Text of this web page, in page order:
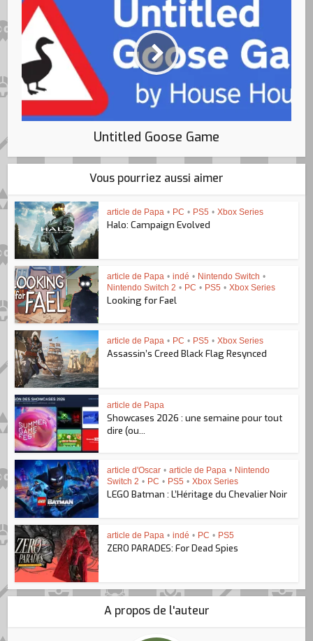
Untitled Goose Game
Vous pourriez aussi aimer
article de Papa • PC • PS5 • Xbox Series
Halo: Campaign Evolved
article de Papa • indé • Nintendo Switch •
Nintendo Switch 2 • PC • PS5 • Xbox Series
Looking for Fael
article de Papa • PC • PS5 • Xbox Series
Assassin’s Creed Black Flag Resynced
article de Papa
Showcases 2026 : une semaine pour tout
dire (ou...
article d'Oscar • article de Papa • Nintendo
Switch 2 • PC • PS5 • Xbox Series
LEGO Batman : L’Héritage du Chevalier Noir
article de Papa • indé • PC • PS5
ZERO PARADES: For Dead Spies
A propos de l'auteur